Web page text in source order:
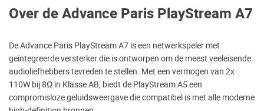
Over de Advance Paris PlayStream A7
De Advance Paris PlayStream A7 is een netwerkspeler met
geïntegreerde versterker die is ontworpen om de meest veeleisende
audioliefhebbers tevreden te stellen. Met een vermogen van 2x
110W bij 8Ω in Klasse AB, biedt de PlayStream A5 een
compromisloze geluidsweergave die compatibel is met alle moderne